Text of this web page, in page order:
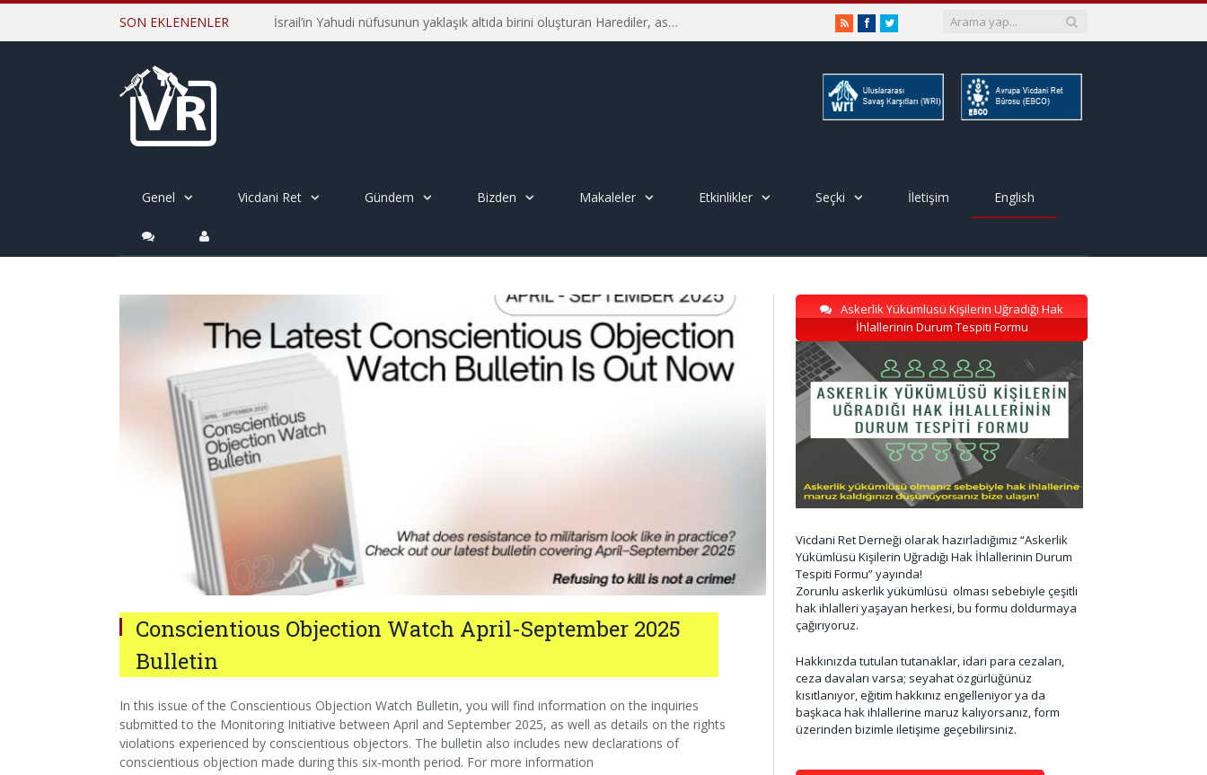
SON EKLENENLER İsrail’in Yahudi nüfusunun yaklaşık altıda birini oluşturan Harediler, askerliğe karşı direniyorlar – Yakov M. Rabkin RSSFacebookTwitter
Genel Vicdani Ret Gündem Bizden Makaleler Etkinlikler Seçki İletişim English
Conscientious Objection Watch April-September 2025
Bulletin
In this issue of the Conscientious Objection Watch Bulletin, you will find information on the inquiries
submitted to the Monitoring Initiative between April and September 2025, as well as details on the rights
violations experienced by conscientious objectors. The bulletin also includes new declarations of
conscientious objection made during this six-month period. For more information
Askerlik Yükümlüsü Kişilerin Uğradığı Hak
İhlallerinin Durum Tespiti Formu
Vicdani Ret Derneği olarak hazırladığımız “Askerlik
Yükümlüsü Kişilerin Uğradığı Hak İhlallerinin Durum
Tespiti Formu” yayında!
Zorunlu askerlik yükümlüsü olması sebebiyle çeşitli
hak ihlalleri yaşayan herkesi, bu formu doldurmaya
çağırıyoruz.
Hakkınızda tutulan tutanaklar, idari para cezaları,
ceza davaları varsa; seyahat özgürlüğünüz
kısıtlanıyor, eğitim hakkınız engelleniyor ya da
başkaca hak ihlallerine maruz kalıyorsanız, form
üzerinden bizimle iletişime geçebilirsiniz.